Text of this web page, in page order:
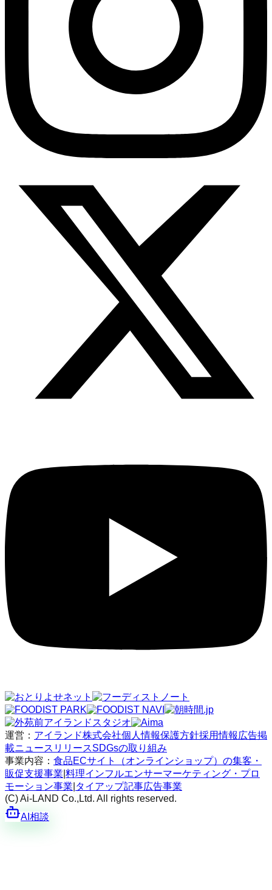
運営： アイランド株式会社個人情報保護方針採用情報 広告掲
載ニュースリリースSDGsの取り組み
事業内容： 食品ECサイト（オンラインショップ）の集客・
販促支援事業 料理インフルエンサーマーケティング・プロ
モーション事業 タイアップ記事広告事業
(C) Ai-LAND Co.,Ltd. All rights reserved.
AI相談